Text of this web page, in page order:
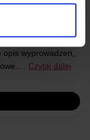
STM32 SWD i
i debugowanie
opis wyprowadzeń,
Czytaj dalej